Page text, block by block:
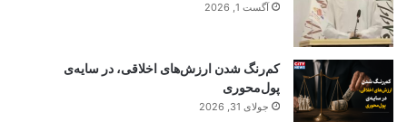
آگست 1, 2026
کم‌رنگ شدن ارزش‌های اخلاقی، در سایه‌ی
پول‌محوری
جولای 31, 2026